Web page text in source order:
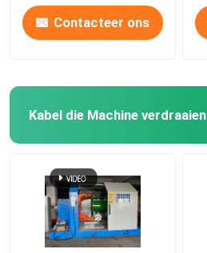
Contacteer ons
Kabel die Machine verdraaien